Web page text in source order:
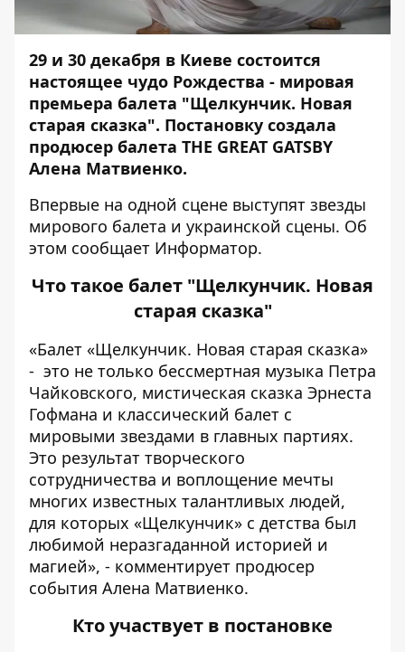
29 и 30 декабря в Киеве состоится
настоящее чудо Рождества - мировая
премьера балета "Щелкунчик. Новая
старая сказка". Постановку создала
продюсер балета THE GREAT GATSBY
Алена Матвиенко.
Впервые на одной сцене выступят звезды
мирового балета и украинской сцены. Об
этом сообщает Информатор.
Что такое балет "Щелкунчик. Новая
старая сказка"
«Балет «Щелкунчик. Новая старая сказка»
- это не только бессмертная музыка Петра
Чайковского, мистическая сказка Эрнеста
Гофмана и классический балет с
мировыми звездами в главных партиях.
Это результат творческого
сотрудничества и воплощение мечты
многих известных талантливых людей,
для которых «Щелкунчик» с детства был
любимой неразгаданной историей и
магией», - комментирует продюсер
события Алена Матвиенко.
Кто участвует в постановке